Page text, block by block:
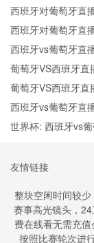
班牙实时全场直播
西班牙对葡萄牙直
界杯西班牙对葡萄
西班牙对葡萄牙直
界杯西班牙对葡萄
西班牙vs葡萄牙直
班牙vs葡萄牙预测
葡萄牙VS西班牙
VS西班牙比赛观看
葡萄牙VS西班牙直
牙在线高清直播
西班牙vs葡萄牙直
班牙vs葡萄牙预测
世界杯: 西班牙vs
友情链接
整块空闲时间较
赛事高光镜头，
费在线看无需充
按照比赛轮次进